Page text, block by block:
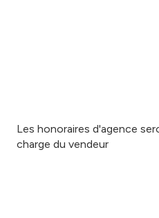
Les honoraires d'agence
charge du vendeur